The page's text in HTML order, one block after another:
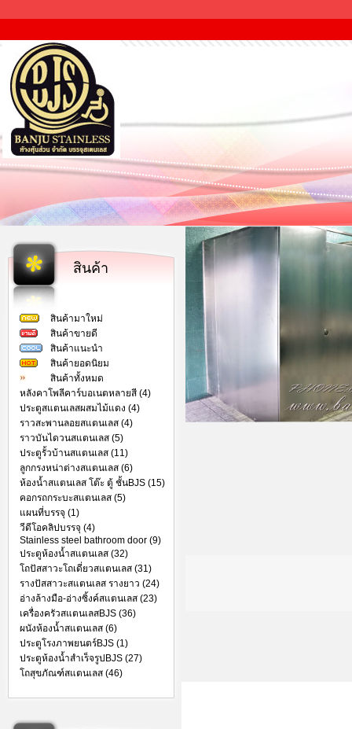
สินค้า
สินค้ามาใหม่
สินค้าขายดี
สินค้าแนะนำ
สินค้ายอดนิยม
สินค้าทั้งหมด
หลังคาโพลีคาร์บอเนตหลายสี (4)
ประตูสแตนเลสผสมไม้แดง (4)
ราวสะพานลอยสแตนเลส (4)
ราวบันไดวนสแตนเลส (5)
ประตูรั้วบ้านสแตนเลส (11)
ลูกกรงหน่าต่างสแตนเลส (6)
ห้องน้ำสแตนเลส โต๊ะ ตู้ ชั้นBJS (15)
คอกรถกระบะสแตนเลส (5)
แผนที่บรรจุ (1)
วีดีโอคลิปบรรจุ (4)
Stainless steel bathroom door (9)
ประตูห้องน้ำสแตนเลส (32)
โถปัสสาวะโถเดี่ยวสแตนเลส (31)
รางปัสสาวะสแตนเลส รางยาว (24)
อ่างล้างมือ-อ่างซิ้งค์สแตนเลส (23)
เครื่องครัวสแตนเลสBJS (36)
ผนังห้องน้ำสแตนเลส (6)
ประตูโรงภาพยนตร์BJS (1)
ประตูห้องน้ำสำเร็จรูปBJS (27)
โถสุขภัณฑ์สแตนเลส (46)